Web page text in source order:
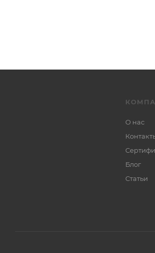
О нас
Блог
Статьи